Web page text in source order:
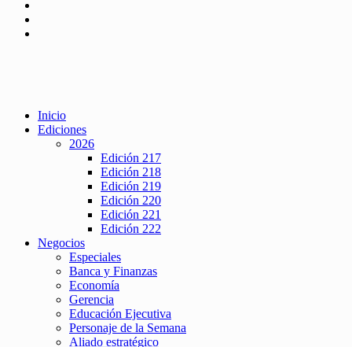
Inicio
Ediciones
2026
Edición 217
Edición 218
Edición 219
Edición 220
Edición 221
Edición 222
Negocios
Especiales
Banca y Finanzas
Economía
Gerencia
Educación Ejecutiva
Personaje de la Semana
Aliado estratégico